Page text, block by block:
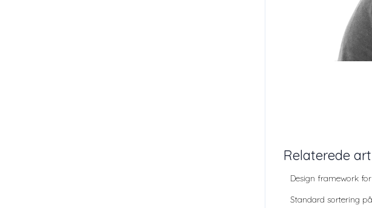
Relaterede
Design framework for
Standard sortering